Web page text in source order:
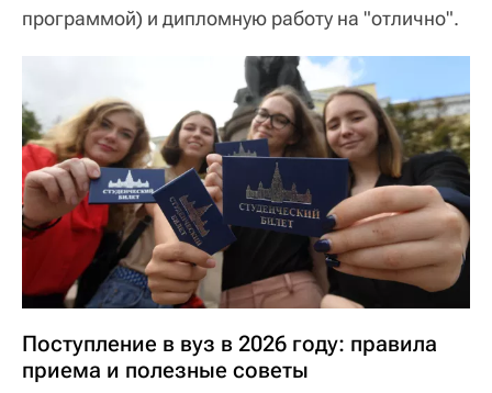
программой) и дипломную работу на "отлично".
Поступление в вуз в 2026 году: правила
приема и полезные советы